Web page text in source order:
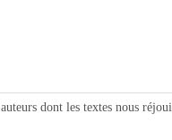
dont les textes nous